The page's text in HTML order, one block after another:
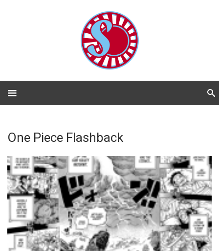
One Piece Flashback